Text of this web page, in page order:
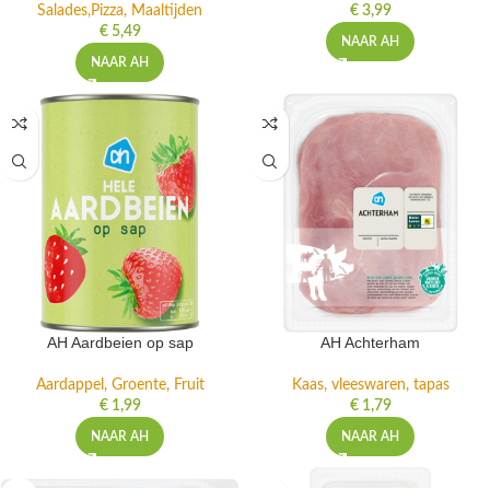
Salades,Pizza, Maaltijden
€5,49
NAAR AH
€3,99
NAAR AH
AH Aardbeien op sap
Aardappel, Groente, Fruit
€1,99
NAAR AH
AH Achterham
Kaas, vleeswaren, tapas
€1,79
NAAR AH